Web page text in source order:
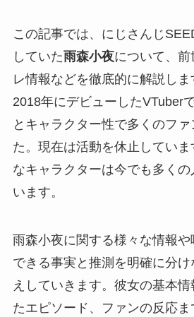
この記事では、にじさんじ
していた雨森小夜について、
レ情報などを徹底的に解説し
2018年にデビューしたVTuber
とキャラクター性で多くのフ
た。現在は活動を休止してい
なキャラクターは今でも多く
います。
雨森小夜に関する様々な情報
できる事実と推測を明確に分
えしていきます。彼女の基本
たエピソード、ファンの反応